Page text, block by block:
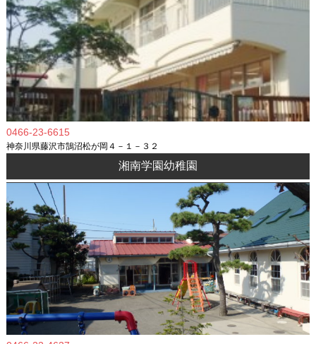
0466-23-6615
神奈川県藤沢市鵠沼松が岡４－１－３２
湘南学園幼稚園